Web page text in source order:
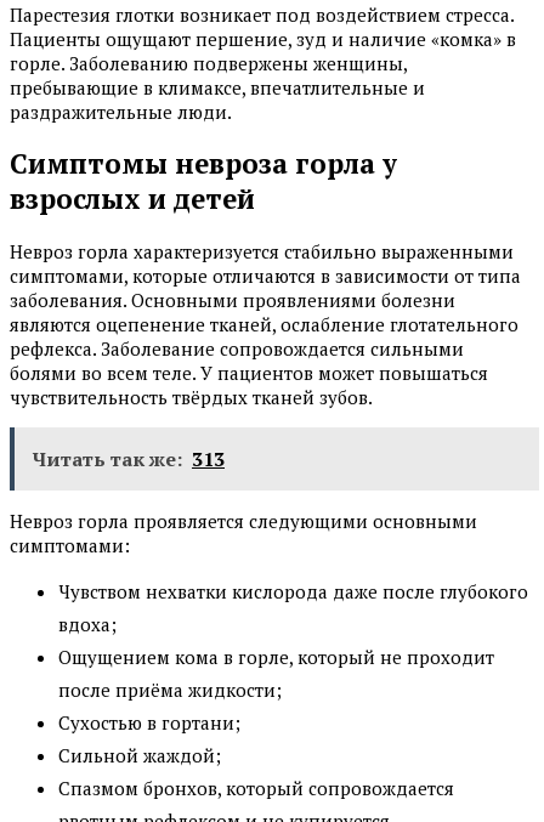
Парестезия глотки возникает под воздействием стресса.
Пациенты ощущают першение, зуд и наличие «комка» в
горле. Заболеванию подвержены женщины,
пребывающие в климаксе, впечатлительные и
раздражительные люди.
Симптомы невроза горла у
взрослых и детей
Невроз горла характеризуется стабильно выраженными
симптомами, которые отличаются в зависимости от типа
заболевания. Основными проявлениями болезни
являются оцепенение тканей, ослабление глотательного
рефлекса. Заболевание сопровождается сильными
болями во всем теле. У пациентов может повышаться
чувствительность твёрдых тканей зубов.
Читать так же: 313
Невроз горла проявляется следующими основными
симптомами:
Чувством нехватки кислорода даже после глубокого
вдоха;
Ощущением кома в горле, который не проходит
после приёма жидкости;
Сухостью в гортани;
Сильной жаждой;
Спазмом бронхов, который сопровождается